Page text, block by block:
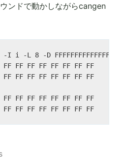
ンドで動かしながらcangen
I i -L 8 -D
FF FF FF FF FF FF FF FF
FF FF FF FF FF FF FF FF
FF FF FF FF FF FF FF FF